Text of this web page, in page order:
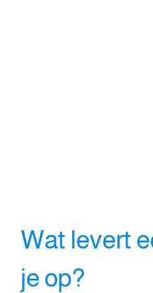
Wat levert
je op?